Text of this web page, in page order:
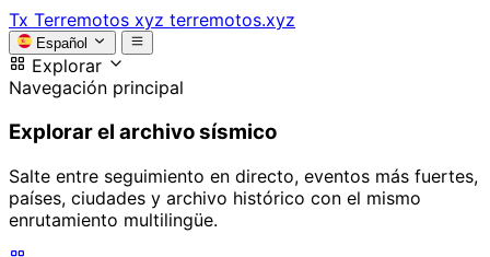
Tx Terremotos xyz terremotos.xyz
Español
Explorar
Navegación principal
Explorar el archivo sísmico
Salte entre seguimiento en directo, eventos más fuertes,
países, ciudades y archivo histórico con el mismo
enrutamiento multilingüe.